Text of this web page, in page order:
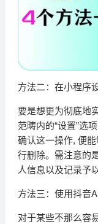
方法二：在小程序
要是想更为彻底地
范畴内的“设置”选
确认这一操作, 便
行删除。需注意的
人信息以及记录予
方法三：使用抖音
对于某些不那么容